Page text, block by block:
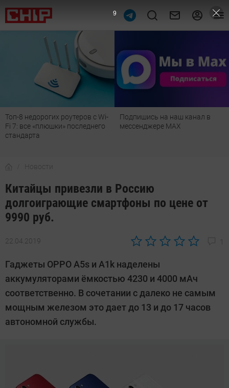
Топ-8 недорогих роутеров с Wi-
Fi 7: все «плюшки» последнего
стандарта
Подпишись на наш канал в
мессенджере МАХ
Новости
Китайцы привезли в Россию
долгоиграющие смартфоны по цене от
9990 руб.
22.04.2019
Автор:
Кошик
Гаджеты OPPO A5s и A1k наделены
аккумуляторами ёмкостью 4230 и 4000 мАч
соответственно. В сочетании с далеко не самым
мощным железом это дает до 13 и до 17 часов
автономной службы.
8